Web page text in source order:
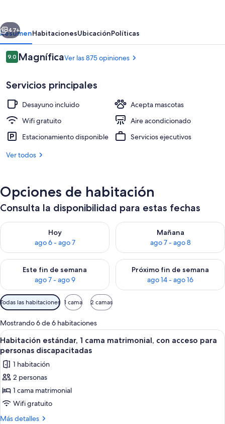
-
Est
by
Desayuno continental incluido todos
Siguiente
47+
ResumenHabitacionesUbicaciónPolíticas
Opiniones
9.09.0 de 10,
MagníficaVer las 875 opiniones
Servicios principales
Desayuno incluido
Acepta mascotas
Wifi gratuito
Aire acondicionado
Estacionamiento disponible
Servicios ejecutivos
Ver todos
Opciones de habitación
Consulta la disponibilidad para estas fechas
Hoy
ago 6 - ago 7
Consulta la disponibilidad para hoy ago 6 - ago 7
Mañana
ago 7 - ago 8
Consulta la disponibilidad
Este fin de semana
ago 7 - ago 9
Consulta la disponibilidad para este fin de semana ago 7 -
Próximo fin de semana
ago 14 - ago 16
Consulta la disponibilidad
Filtros
disponibles
para
las
habitaciones
Todas las habitaciones 1 cama 2 camas
Mostrando 6 de 6 habitaciones
Abrir
todas
las
fotos
de
Habitación
estándar,
1
Caja de seguridad en la habitación,
8
Habitación estándar, 1 cama matrimonial, con acceso para
personas discapacitadas
1 habitación
2 personas
1 cama matrimonial
Wifi gratuito
Más detalles
Más